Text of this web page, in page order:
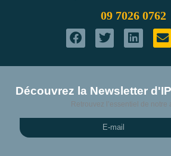
09 7026 0762
Découvrez la Newsletter
Retrouvez l’essentiel de notre